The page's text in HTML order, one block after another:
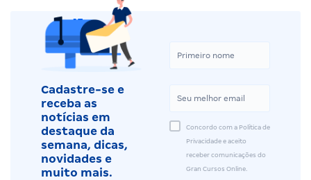
Cadastre-se e
receba as
notícias em
destaque da
semana, dicas,
novidades e
muito mais.
Concordo com a Política de
Privacidade e aceito
receber comunicações do
Gran Cursos Online.